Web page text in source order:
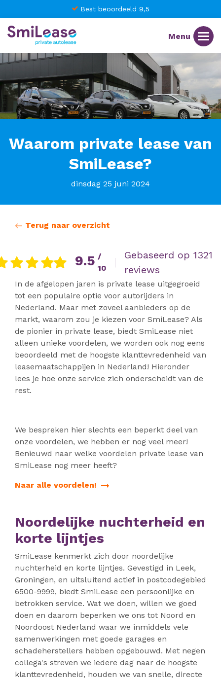
Best beoordeeld 9,5
Waarom private lease van
SmiLease?
dinsdag 25 juni 2024
Terug naar overzicht
9.5 /
10
Gebaseerd op 1321
reviews
In de afgelopen jaren is private lease uitgegroeid
tot een populaire optie voor autorijders in
Nederland. Maar met zoveel aanbieders op de
markt, waarom zou je kiezen voor SmiLease? Als
de pionier in private lease, biedt SmiLease niet
alleen unieke voordelen, we worden ook nog eens
beoordeeld met de hoogste klanttevredenheid van
leasemaatschappijen in Nederland! Hieronder
lees je hoe onze service zich onderscheidt van de
rest.
We bespreken hier slechts een beperkt deel van
onze voordelen, we hebben er nog veel meer!
Benieuwd naar welke voordelen private lease van
SmiLease nog meer heeft?
Naar alle voordelen!
Noordelijke nuchterheid en
korte lijntjes
SmiLease kenmerkt zich door noordelijke
nuchterheid en korte lijntjes. Gevestigd in Leek,
Groningen, en uitsluitend actief in postcodegebied
6500-9999, biedt SmiLease een persoonlijke en
betrokken service. Wat we doen, willen we goed
doen en daarom beperken we ons tot Noord en
Noordoost Nederland waar we inmiddels vele
samenwerkingen met goede garages en
schadeherstellers hebben opgebouwd. Met negen
collega's streven we iedere dag naar de hoogste
klanttevredenheid, houden we van snelle, directe